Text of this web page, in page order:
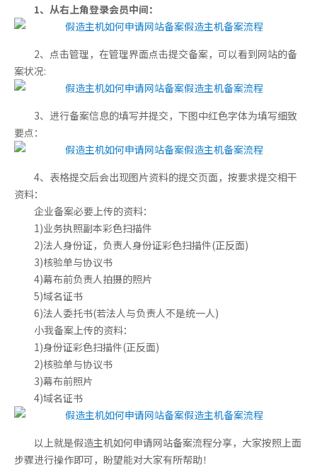
1、从右上角登录会员中间：
2、点击管理，在管理界面点击提交备案，可以看到网站的备
案状况:
3、进行备案信息的填写并提交，下图中红色字体为填写细致
要点：
4、表格提交后会出现图片资料的提交页面，按要求提交相干
资料：
企业备案必要上传的资料：
1)业务执照副本彩色扫描件
2)法人身份证，负责人身份证彩色扫描件(正反面)
3)核验单与协议书
4)幕布前负责人拍摄的照片
5)域名证书
6)法人委托书(若法人与负责人不是统一人)
小我备案上传的资料：
1)身份证彩色扫描件(正反面)
2)核验单与协议书
3)幕布前照片
4)域名证书
以上就是假造主机如何申请网站备案流程分享，大家按照上面
步骤进行操作即可，盼望能对大家有所帮助！